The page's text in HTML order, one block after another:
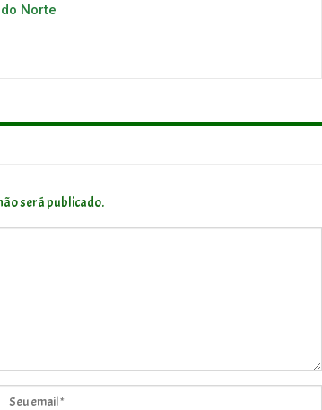
Norte
será publicado.